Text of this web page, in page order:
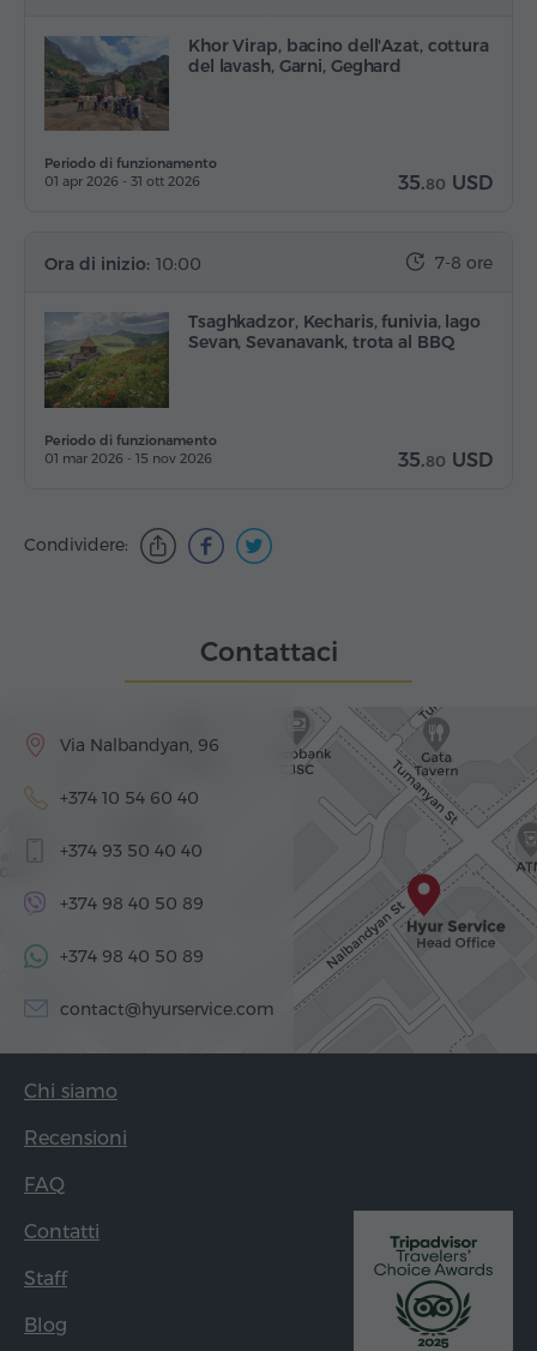
Khor Virap, bacino dell'Azat, cottura
del lavash, Garni, Geghard
35.80 USD
Periodo di funzionamento
01 apr 2026 - 31 ott 2026
Tsaghkadzor, Kecharis, funivia, lago
Sevan, Sevanavank, trota al BBQ
7-8 ore
Ora di inizio: 10:00
35.80 USD
Periodo di funzionamento
01 mar 2026 - 15 nov 2026
Condividere:
Contattaci
Via Nalbandyan, 96
+374 10 54 60 40
+374 93 50 40 40
+374 98 40 50 89
+374 98 40 50 89
contact@hyurservice.com
Chi siamo
Recensioni
FAQ
Contatti
Staff
Blog